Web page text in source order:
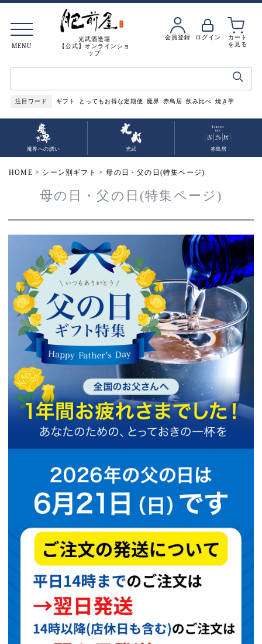
光武酒造場
【公式】オンラインショ
ップ
会員登録 ログイン
カート
を見る
注目ワード ギフト とってもお得な定期便 魔界 赤鳥居 飲み比べ 焼き芋
MENU
魔界への誘い 光武 赤鳥居
HOME シーン別ギフト 母の日・父の日(特集ページ)
母の日・父の日(特集ページ)